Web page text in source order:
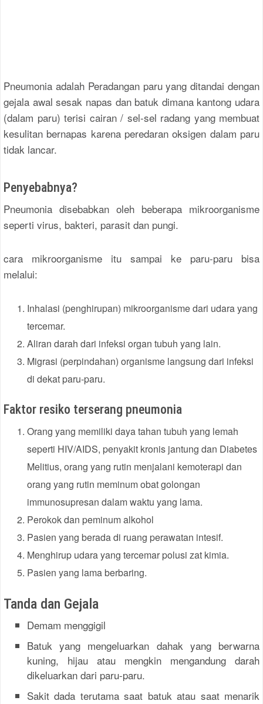
Pneumonia adalah Peradangan paru yang ditandai dengan
gejala awal sesak napas dan batuk dimana kantong udara
(dalam paru) terisi cairan / sel-sel radang yang membuat
kesulitan bernapas karena peredaran oksigen dalam paru
tidak lancar.
Penyebabnya?
Pneumonia disebabkan oleh beberapa mikroorganisme
seperti virus, bakteri, parasit dan pungi.
cara mikroorganisme itu sampai ke paru-paru bisa
melalui:
Inhalasi (penghirupan) mikroorganisme dari udara yang
tercemar.
Aliran darah dari infeksi organ tubuh yang lain.
Migrasi (perpindahan) organisme langsung dari infeksi
di dekat paru-paru.
Faktor resiko terserang pneumonia
Orang yang memiliki daya tahan tubuh yang lemah
seperti HIV/AIDS, penyakit kronis jantung dan Diabetes
Melitius, orang yang rutin menjalani kemoterapi dan
orang yang rutin meminum obat golongan
immunosupresan dalam waktu yang lama.
Perokok dan peminum alkohol
Pasien yang berada di ruang perawatan intesif.
Menghirup udara yang tercemar polusi zat kimia.
Pasien yang lama berbaring.
Tanda dan Gejala
Demam menggigil
Batuk yang mengeluarkan dahak yang berwarna
kuning, hijau atau mengkin mengandung darah
dikeluarkan dari paru-paru.
Sakit dada terutama saat batuk atau saat menarik